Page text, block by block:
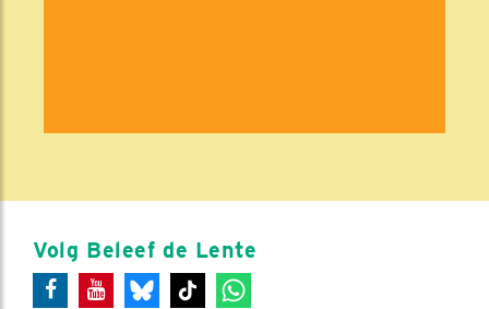
Volg Beleef de Lente